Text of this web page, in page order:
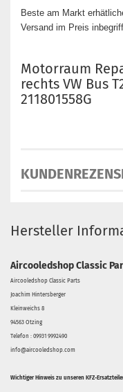
Beste am Markt
Versand im Preis
Motorraum
rechts VW Bus
211801558G
Hersteller
Aircooledshop Classic
Aircooledshop Classic Parts
Joachim Hintersberger
Kleinweichs 8
94563 Otzing
Telefon : 09931 9992490
info@aircooledshop.com
Wichtiger Hinweis zu unseren KFZ-